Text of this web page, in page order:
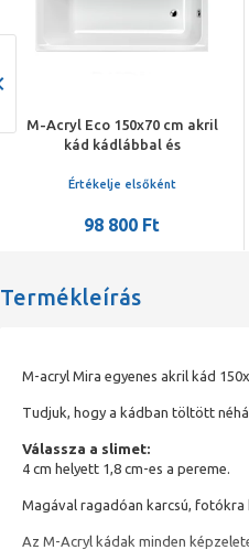
M-Acryl Eco 150x70 cm akril
kád kádlábbal és
Értékelje elsőként
98 800 Ft
Termékleírás
M-acryl Mira egyenes akril kád
Tudjuk, hogy a kádban töltött
Válassza a slimet:
4 cm helyett 1,8 cm-es a pereme.
Magával ragadóan karcsú,
Az M-Acryl kádak minden